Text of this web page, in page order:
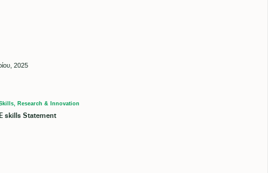
2025
Research & Innovation
skills Statement